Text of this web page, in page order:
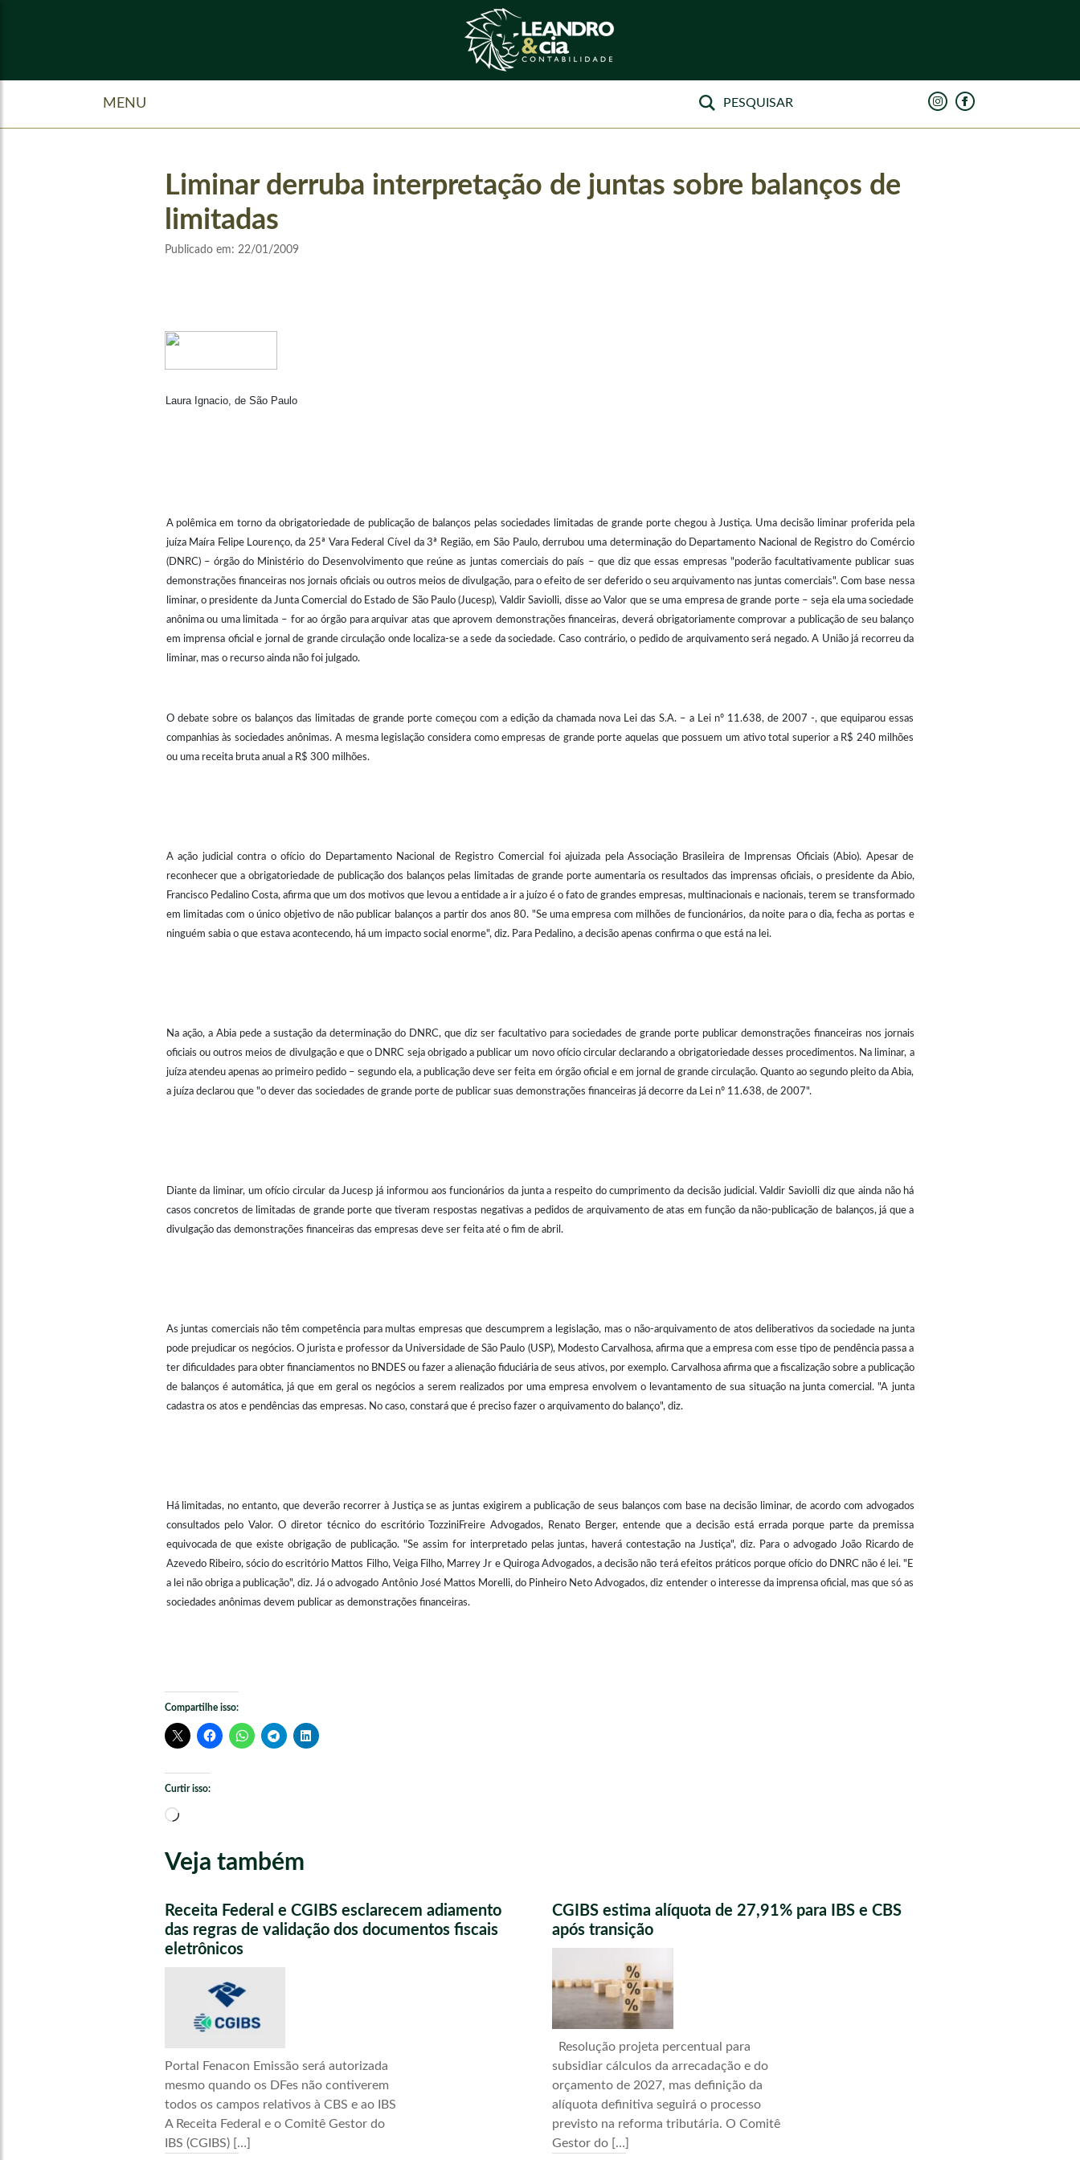
MENU
Liminar derruba interpretação de juntas sobre balanços de
limitadas
Publicado em: 22/01/2009
Laura Ignacio, de São Paulo
A polêmica em torno da obrigatoriedade de publicação de balanços pelas sociedades limitadas de grande porte chegou à Justiça. Uma decisão liminar proferida pela
juíza Maíra Felipe Lourenço, da 25ª Vara Federal Cível da 3ª Região, em São Paulo, derrubou uma determinação do Departamento Nacional de Registro do Comércio
(DNRC) – órgão do Ministério do Desenvolvimento que reúne as juntas comerciais do país – que diz que essas empresas "poderão facultativamente publicar suas
demonstrações financeiras nos jornais oficiais ou outros meios de divulgação, para o efeito de ser deferido o seu arquivamento nas juntas comerciais". Com base nessa
liminar, o presidente da Junta Comercial do Estado de São Paulo (Jucesp), Valdir Saviolli, disse ao Valor que se uma empresa de grande porte – seja ela uma sociedade
anônima ou uma limitada – for ao órgão para arquivar atas que aprovem demonstrações financeiras, deverá obrigatoriamente comprovar a publicação de seu balanço
em imprensa oficial e jornal de grande circulação onde localiza-se a sede da sociedade. Caso contrário, o pedido de arquivamento será negado. A União já recorreu da
liminar, mas o recurso ainda não foi julgado.
O debate sobre os balanços das limitadas de grande porte começou com a edição da chamada nova Lei das S.A. – a Lei nº 11.638, de 2007 -, que equiparou essas
companhias às sociedades anônimas. A mesma legislação considera como empresas de grande porte aquelas que possuem um ativo total superior a R$ 240 milhões
ou uma receita bruta anual a R$ 300 milhões.
A ação judicial contra o ofício do Departamento Nacional de Registro Comercial foi ajuizada pela Associação Brasileira de Imprensas Oficiais (Abio). Apesar de
reconhecer que a obrigatoriedade de publicação dos balanços pelas limitadas de grande porte aumentaria os resultados das imprensas oficiais, o presidente da Abio,
Francisco Pedalino Costa, afirma que um dos motivos que levou a entidade a ir a juízo é o fato de grandes empresas, multinacionais e nacionais, terem se transformado
em limitadas com o único objetivo de não publicar balanços a partir dos anos 80. "Se uma empresa com milhões de funcionários, da noite para o dia, fecha as portas e
ninguém sabia o que estava acontecendo, há um impacto social enorme", diz. Para Pedalino, a decisão apenas confirma o que está na lei.
Na ação, a Abia pede a sustação da determinação do DNRC, que diz ser facultativo para sociedades de grande porte publicar demonstrações financeiras nos jornais
oficiais ou outros meios de divulgação e que o DNRC seja obrigado a publicar um novo ofício circular declarando a obrigatoriedade desses procedimentos. Na liminar, a
juíza atendeu apenas ao primeiro pedido – segundo ela, a publicação deve ser feita em órgão oficial e em jornal de grande circulação. Quanto ao segundo pleito da Abia,
a juíza declarou que "o dever das sociedades de grande porte de publicar suas demonstrações financeiras já decorre da Lei nº 11.638, de 2007".
Diante da liminar, um ofício circular da Jucesp já informou aos funcionários da junta a respeito do cumprimento da decisão judicial. Valdir Saviolli diz que ainda não há
casos concretos de limitadas de grande porte que tiveram respostas negativas a pedidos de arquivamento de atas em função da não-publicação de balanços, já que a
divulgação das demonstrações financeiras das empresas deve ser feita até o fim de abril.
As juntas comerciais não têm competência para multas empresas que descumprem a legislação, mas o não-arquivamento de atos deliberativos da sociedade na junta
pode prejudicar os negócios. O jurista e professor da Universidade de São Paulo (USP), Modesto Carvalhosa, afirma que a empresa com esse tipo de pendência passa a
ter dificuldades para obter financiamentos no BNDES ou fazer a alienação fiduciária de seus ativos, por exemplo. Carvalhosa afirma que a fiscalização sobre a publicação
de balanços é automática, já que em geral os negócios a serem realizados por uma empresa envolvem o levantamento de sua situação na junta comercial. "A junta
cadastra os atos e pendências das empresas. No caso, constará que é preciso fazer o arquivamento do balanço", diz.
Há limitadas, no entanto, que deverão recorrer à Justiça se as juntas exigirem a publicação de seus balanços com base na decisão liminar, de acordo com advogados
consultados pelo Valor. O diretor técnico do escritório TozziniFreire Advogados, Renato Berger, entende que a decisão está errada porque parte da premissa
equivocada de que existe obrigação de publicação. "Se assim for interpretado pelas juntas, haverá contestação na Justiça", diz. Para o advogado João Ricardo de
Azevedo Ribeiro, sócio do escritório Mattos Filho, Veiga Filho, Marrey Jr e Quiroga Advogados, a decisão não terá efeitos práticos porque ofício do DNRC não é lei. "E
a lei não obriga a publicação", diz. Já o advogado Antônio José Mattos Morelli, do Pinheiro Neto Advogados, diz entender o interesse da imprensa oficial, mas que só as
sociedades anônimas devem publicar as demonstrações financeiras.
Compartilhe isso:
Curtir isso:
Carregando...
Veja também
Receita Federal e CGIBS esclarecem adiamento
das regras de validação dos documentos fiscais
eletrônicos
Portal Fenacon Emissão será autorizada
mesmo quando os DFes não contiverem
todos os campos relativos à CBS e ao IBS
A Receita Federal e o Comitê Gestor do
IBS (CGIBS) […]
CGIBS estima alíquota de 27,91% para IBS e CBS
após transição
Resolução projeta percentual para
subsidiar cálculos da arrecadação e do
orçamento de 2027, mas definição da
alíquota definitiva seguirá o processo
previsto na reforma tributária. O Comitê
Gestor do […]